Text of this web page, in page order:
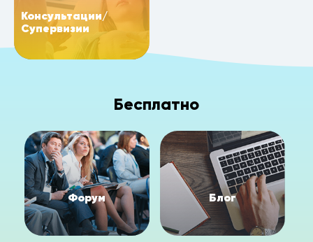
Консультации/
Супервизии
Бесплатно
Форум Блог